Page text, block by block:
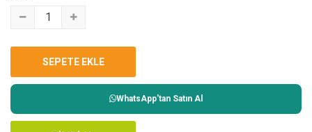
WhatsApp'tan Satın Al